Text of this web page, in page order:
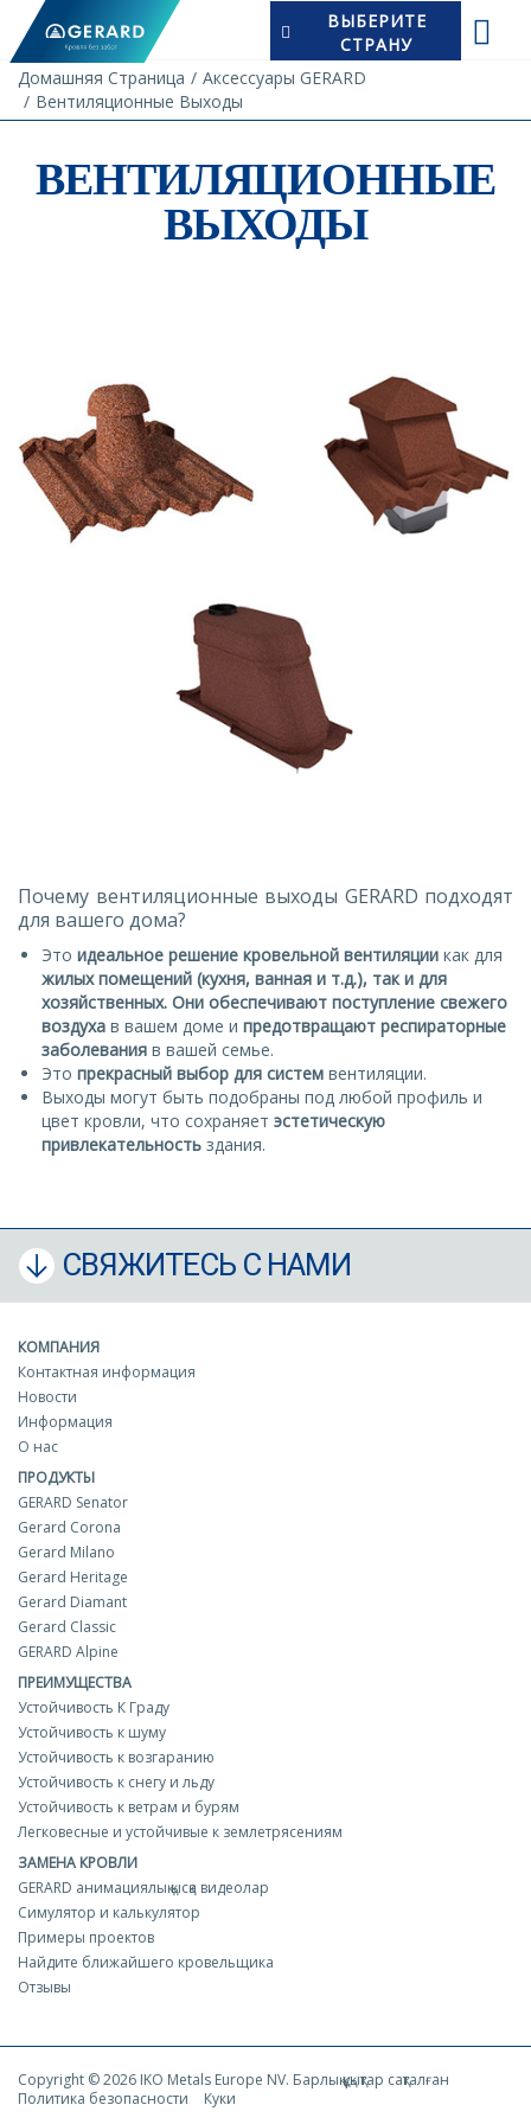
ВЫБЕРИТЕ
СТРАНУ
Домашняя Страница
Аксессуары GERARD
Вентиляционные Выходы
ВЕНТИЛЯЦИОННЫЕ
ВЫХОДЫ
Почему вентиляционные выходы GERARD подходят
для вашего дома?
Это идеальное решение кровельной вентиляции как для
жилых помещений (кухня, ванная и т.д.), так и для
хозяйственных. Они обеспечивают поступление свежего
воздуха в вашем доме и предотвращают респираторные
заболевания в вашей семье.
Это прекрасный выбор для систем вентиляции.
Выходы могут быть подобраны под любой профиль и
цвет кровли, что сохраняет эстетическую
привлекательность здания.
СВЯЖИТЕСЬ С НАМИ
КОМПАНИЯ
Контактная информация
Новости
Информация
О нас
ПРОДУКТЫ
GERARD Senator
Gerard Corona
Gerard Milano
Gerard Heritage
Gerard Diamant
Gerard Classic
GERARD Alpine
ПРЕИМУЩЕСТВА
Устойчивость К Граду
Устойчивость к шуму
Устойчивость к возгаранию
Устойчивость к снегу и льду
Устойчивость к ветрам и бурям
Легковесные и устойчивые к землетрясениям
ЗАМЕНА КРОВЛИ
GERARD анимациялық қысқа видеолар
Симулятор и калькулятор
Примеры проектов
Найдите ближайшего кровельщика
Отзывы
Copyright © 2026 IKO Metals Europe NV. Барлық құқықтар сақталған
Политика безопасности
Куки